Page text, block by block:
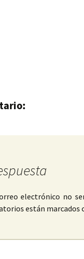
de entradas
electrónico no
están marcados